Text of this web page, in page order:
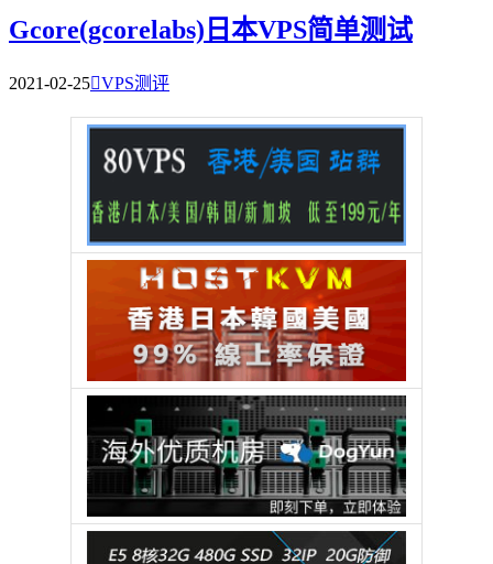
Gcore(gcorelabs)日本VPS简单测试
2021-02-25VPS测评